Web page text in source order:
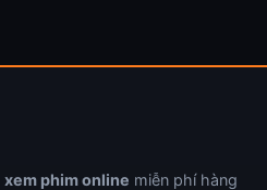
xem phim online miễn phí hàng